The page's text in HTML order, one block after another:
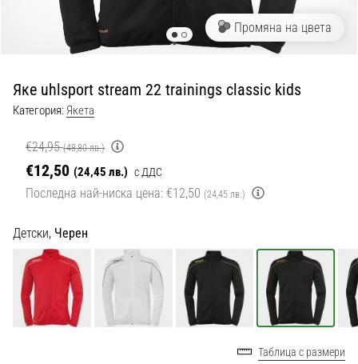
официални
от
Nike,
PUMA.
Бъди
част
всеки
гол
и…
Промяна на цвета
Яке uhlsport stream 22 trainings classic kids
Категория: Якета
€24,95 (48,80 лв.)
€12,50 (24,45 лв.) с ДДС
Последна най-ниска цена: €12,50 (24,45 лв.)
Детски, Черен
Таблица с размери